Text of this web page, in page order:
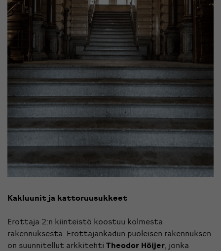
Kakluunit ja kattoruusukkeet
Erottaja 2:n kiinteistö koostuu kolmesta
rakennuksesta. Erottajankadun puoleisen rakennuksen
on suunnitellut arkkitehti Theodor Höijer, jonka